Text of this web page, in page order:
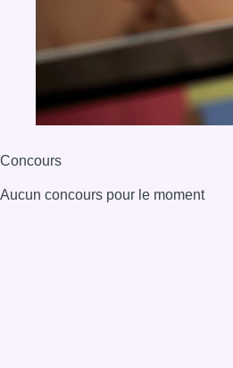
Concours
Aucun concours pour le moment